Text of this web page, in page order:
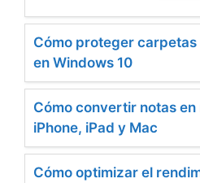
Cómo proteger
en Windows 10
Cómo convertir notas
iPhone, iPad y Mac
Cómo optimizar el